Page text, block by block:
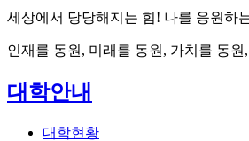
세상에서 당당해지는 힘! 나를 응원하
인재를 동원, 미래를 동원, 가치를 동원
대학안내
대학현황